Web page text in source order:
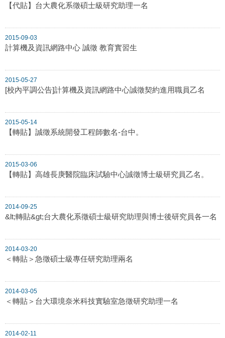
【代貼】台大農化系徵碩士級研究助理一名
2015-09-03
計算機及資訊網路中心 誠徵 教育實習生
2015-05-27
[校內平調公告]計算機及資訊網路中心誠徵契約進用職員乙名
2015-05-14
【轉貼】誠徵系統開發工程師數名-台中。
2015-03-06
【轉貼】高雄長庚醫院臨床試驗中心誠徵博士級研究員乙名。
2014-09-25
&lt;轉貼&gt;台大農化系徵碩士級研究助理與博士後研究員各一名
2014-03-20
＜轉貼＞急徵碩士級專任研究助理兩名
2014-03-05
＜轉貼＞台大環境奈米科技實驗室急徵研究助理一名
2014-02-11